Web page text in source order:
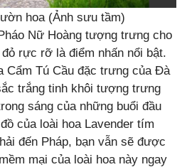
hoa (Ảnh sưu tầm)
Nữ Hoàng tượng trưng cho
rực rỡ là điểm nhấn nổi bật.
Cẩm Tú Cầu đặc trưng của Đà
trắng tinh khôi tượng trưng
sáng của những buổi đầu
của loài hoa Lavender tím
đến Pháp, bạn vẫn sẽ được
mại của loài hoa này ngay